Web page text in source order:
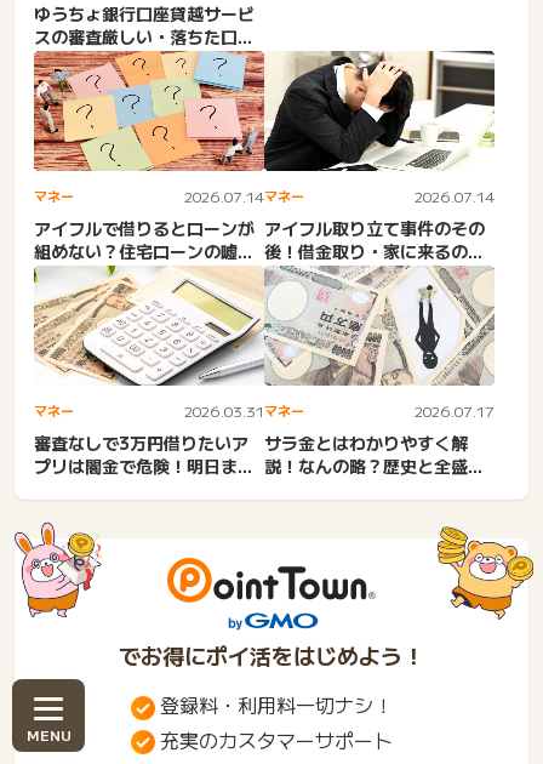
ゆうちょ銀行口座貸越サービ
スの審査厳しい・落ちた口コ
ミ知恵袋。審査時間短い・
在...
マネー 2026.07.14
アイフルで借りるとローンが
組めない？住宅ローンの嘘ホ
ント。契約・残高の影響。
消...
マネー 2026.07.14
アイフル取り立て事件のその
後！借金取り・家に来るのは
昔の話。借りるとやばい？
消...
マネー 2026.03.31
審査なしで3万円借りたいア
プリは闇金で危険！明日まで
マネー 2026.07.17
サラ金とはわかりやすく解
説！なんの略？歴史と全盛期
でお得にポイ活をはじめよう！
登録料・利用料一切ナシ！
充実のカスタマーサポート